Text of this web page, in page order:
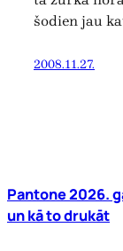
šodien jau
2008.11.27.
Pantone 2026.
un kā to drukāt